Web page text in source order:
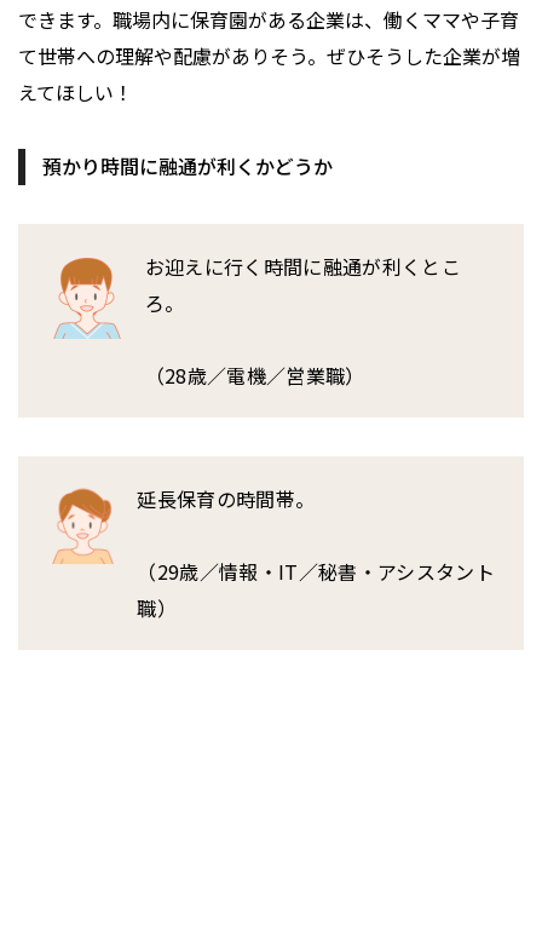
できます。職場内に保育園がある企業は、働くママや子育
て世帯への理解や配慮がありそう。ぜひそうした企業が増
えてほしい！
預かり時間に融通が利くかどうか
お迎えに行く時間に融通が利くとこ
ろ。
（28歳／電機／営業職）
延長保育の時間帯。
（29歳／情報・IT／秘書・アシスタント
職）